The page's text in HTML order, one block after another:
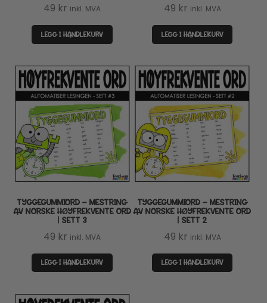
49 kr inkl. MVA
LEGG I HANDLEKURV
49 kr inkl. MVA
LEGG I HANDLEKURV
TYGGEGUMMIORD – MESTRING
AV NORSKE HØYFREKVENTE ORD
| SETT 3
49 kr inkl. MVA
LEGG I HANDLEKURV
TYGGEGUMMIORD – MESTRING
AV NORSKE HØYFREKVENTE ORD
| SETT 2
49 kr inkl. MVA
LEGG I HANDLEKURV